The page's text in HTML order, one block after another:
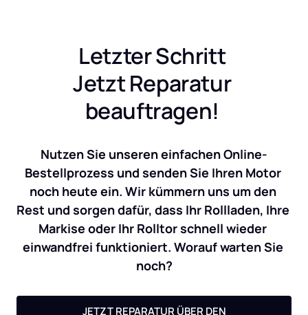
Letzter Schritt
Jetzt Reparatur
beauftragen!
Nutzen Sie unseren einfachen Online-
Bestellprozess und senden Sie Ihren Motor
noch heute ein. Wir kümmern uns um den
Rest und sorgen dafür, dass Ihr Rollladen, Ihre
Markise oder Ihr Rolltor schnell wieder
einwandfrei funktioniert. Worauf warten Sie
noch?
JETZT REPARATUR ÜBER DEN